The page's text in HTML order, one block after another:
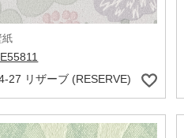
紙
27 リザーブ (RESERVE)